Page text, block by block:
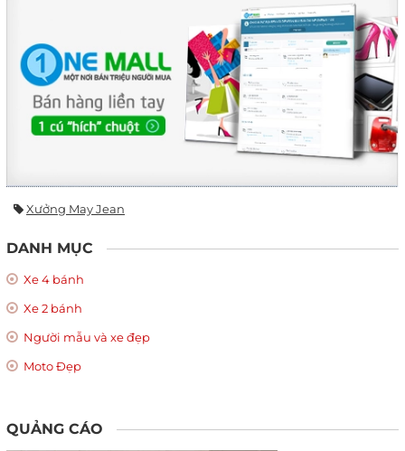
Xưởng May Jean
DANH MỤC
Xe 4 bánh
Xe 2 bánh
Người mẫu và xe đẹp
Moto Đẹp
QUẢNG CÁO